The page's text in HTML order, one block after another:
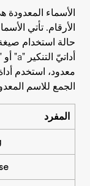
وظائف
إنضم إلى الفريق
الأسماء المعدودة
الأرقام. تأتي
حالة استخدام
معدود، استخدم
الجمع للاسم
المفرد